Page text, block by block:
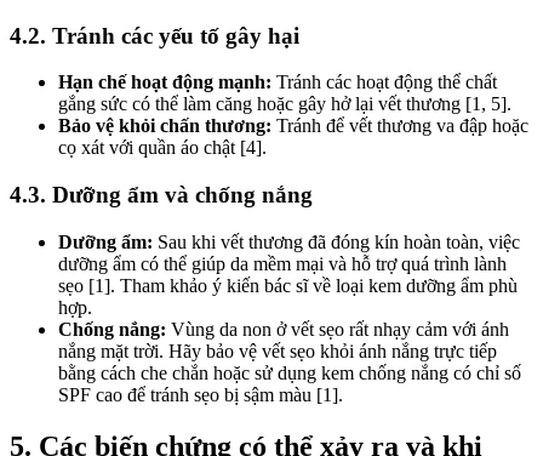
4.2. Tránh các yếu tố gây hại
Hạn chế hoạt động mạnh: Tránh các hoạt động thể chất
gắng sức có thể làm căng hoặc gây hở lại vết thương [1, 5].
Bảo vệ khỏi chấn thương: Tránh để vết thương va đập hoặc
cọ xát với quần áo chật [4].
4.3. Dưỡng ẩm và chống nắng
Dưỡng ẩm: Sau khi vết thương đã đóng kín hoàn toàn, việc
dưỡng ẩm có thể giúp da mềm mại và hỗ trợ quá trình lành
sẹo [1]. Tham khảo ý kiến bác sĩ về loại kem dưỡng ẩm phù
hợp.
Chống nắng: Vùng da non ở vết sẹo rất nhạy cảm với ánh
nắng mặt trời. Hãy bảo vệ vết sẹo khỏi ánh nắng trực tiếp
bằng cách che chắn hoặc sử dụng kem chống nắng có chỉ số
SPF cao để tránh sẹo bị sậm màu [1].
5. Các biến chứng có thể xảy ra và khi